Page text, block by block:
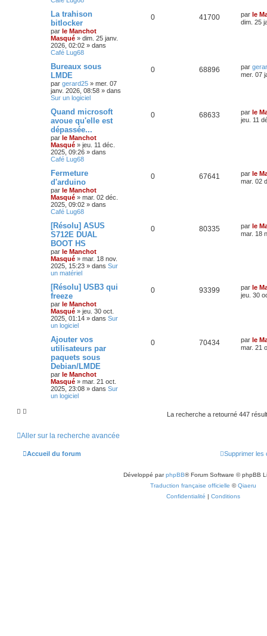
La trahison
bitlocker
par le Manchot
Masqué » dim. 25 janv.
2026, 02:02 » dans
Café Lug68
0 41700 par le
dim. 25
Bureaux sous
LMDE
par gerard25 » mer. 07
janv. 2026, 08:58 » dans
Sur un logiciel
0 68896 par
mer. 07
Quand microsoft
avoue qu'elle est
dépassée...
par le Manchot
Masqué » jeu. 11 déc.
2025, 09:26 » dans
Café Lug68
0 68633 par le
jeu. 11
Fermeture
d'arduino
par le Manchot
Masqué » mar. 02 déc.
2025, 09:02 » dans
Café Lug68
0 67641 par le
mar. 02
[Résolu] ASUS
S712E DUAL
BOOT HS
par le Manchot
Masqué » mar. 18 nov.
2025, 15:23 » dans Sur
un matériel
0 80335 par le
mar. 18
[Résolu] USB3 qui
freeze
par le Manchot
Masqué » jeu. 30 oct.
2025, 01:14 » dans Sur
un logiciel
0 93399 par le
jeu. 30
Ajouter vos
utilisateurs par
paquets sous
Debian/LMDE
par le Manchot
Masqué » mar. 21 oct.
2025, 23:08 » dans Sur
un logiciel
0 70434 par le
mar. 21
La recherche a retourné 447
Aller sur la recherche avancée
Accueil du forum Supprimer les
Développé parphpBB® Forum Software © phpBB
Traduction française officielle ©Qiaeru
Confidentialité | Conditions